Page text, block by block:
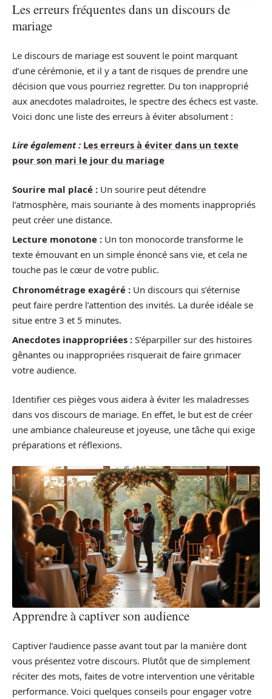
Les erreurs fréquentes dans un discours de
mariage
Le discours de mariage est souvent le point marquant
d’une cérémonie, et il y a tant de risques de prendre une
décision que vous pourriez regretter. Du ton inapproprié
aux anecdotes maladroites, le spectre des échecs est vaste.
Voici donc une liste des erreurs à éviter absolument :
Lire également : Les erreurs à éviter dans un texte
pour son mari le jour du mariage
Sourire mal placé : Un sourire peut détendre
l’atmosphère, mais souriante à des moments inappropriés
peut créer une distance.
Lecture monotone : Un ton monocorde transforme le
texte émouvant en un simple énoncé sans vie, et cela ne
touche pas le cœur de votre public.
Chronométrage exagéré : Un discours qui s’éternise
peut faire perdre l’attention des invités. La durée idéale se
situe entre 3 et 5 minutes.
Anecdotes inappropriées : S’éparpiller sur des histoires
gênantes ou inappropriées risquerait de faire grimacer
votre audience.
Identifier ces pièges vous aidera à éviter les maladresses
dans vos discours de mariage. En effet, le but est de créer
une ambiance chaleureuse et joyeuse, une tâche qui exige
préparations et réflexions.
Apprendre à captiver son audience
Captiver l’audience passe avant tout par la manière dont
vous présentez votre discours. Plutôt que de simplement
réciter des mots, faites de votre intervention une véritable
performance. Voici quelques conseils pour engager votre